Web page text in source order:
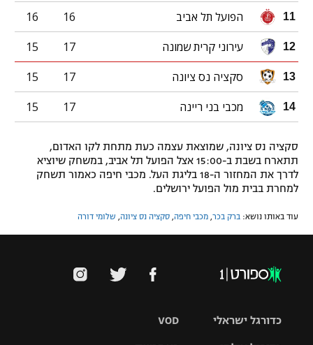
11 הפועל תל אביב 16
16
12 עירוני קרית שמונה 17
15
13 סקציה נס ציונה 17
15
14 מכבי בני ריינה 17
15
סקציה נס ציונה, שמוצאת עצמה כעת מתחת לקו האדום,
תתארח בשבת ב-15:00 אצל הפועל תל אביב, במשחק שיוציא
לדרך את המחזור ה-18 בליגת העל. מכבי חיפה כאמור תשחק
למחרת בבית מול הפועל ירושלים.
עוד באותו נושא: ברק בכר מכבי חיפה סקציה נס ציונה שלומי דורה
VOD כדורגל ישראלי